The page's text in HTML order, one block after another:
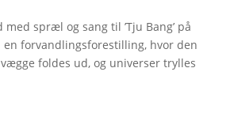
med spræl og sang til ’Tju Bang’ på
en forvandlingsforestilling, hvor den
foldes ud, og universer trylles